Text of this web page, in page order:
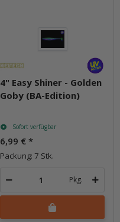
4" Easy Shiner - Golden
Goby (BA-Edition)
Sofort verfügbar
6,99 € *
Packung: 7 Stk.
Pkg.